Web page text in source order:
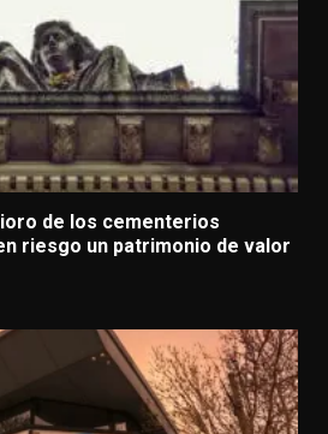
de los cementerios
riesgo un patrimonio de valor